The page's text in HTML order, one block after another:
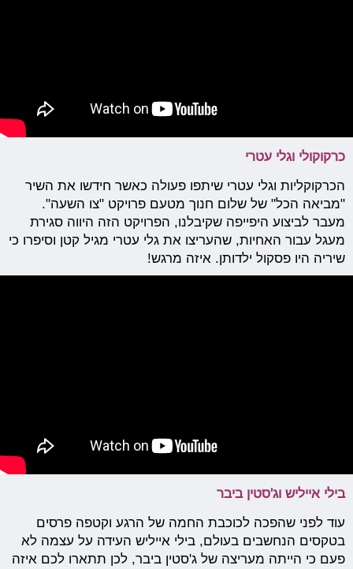
כרקוקולי וגלי עטרי
הכרקוקליות וגלי עטרי שיתפו פעולה כאשר חידשו את השיר
"מביאה הכל" של שלום חנוך מטעם פרויקט "צו השעה".
מעבר לביצוע היפייפה שקיבלנו, הפרויקט הזה היווה סגירת
מעגל עבור האחיות, שהעריצו את גלי עטרי מגיל קטן וסיפרו כי
שיריה היו פסקול ילדותן. איזה מרגש!
בילי אייליש וג'סטין ביבר
עוד לפני שהפכה לכוכבת החמה של הרגע וקטפה פרסים
בטקסים הנחשבים בעולם, בילי אייליש העידה על עצמה לא
פעם כי הייתה מעריצה של ג'סטין ביבר, לכן תתארו לכם איזה